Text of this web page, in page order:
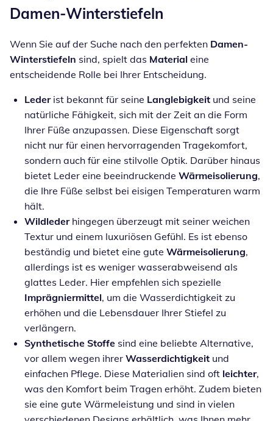
Damen-Winterstiefeln
Wenn Sie auf der Suche nach den perfekten Damen-
Winterstiefeln sind, spielt das Material eine
entscheidende Rolle bei Ihrer Entscheidung.
Leder ist bekannt für seine Langlebigkeit und seine
natürliche Fähigkeit, sich mit der Zeit an die Form
Ihrer Füße anzupassen. Diese Eigenschaft sorgt
nicht nur für einen hervorragenden Tragekomfort,
sondern auch für eine stilvolle Optik. Darüber hinaus
bietet Leder eine beeindruckende Wärmeisolierung,
die Ihre Füße selbst bei eisigen Temperaturen warm
hält.
Wildleder hingegen überzeugt mit seiner weichen
Textur und einem luxuriösen Gefühl. Es ist ebenso
beständig und bietet eine gute Wärmeisolierung,
allerdings ist es weniger wasserabweisend als
glattes Leder. Hier empfehlen sich spezielle
Imprägniermittel, um die Wasserdichtigkeit zu
erhöhen und die Lebensdauer Ihrer Stiefel zu
verlängern.
Synthetische Stoffe sind eine beliebte Alternative,
vor allem wegen ihrer Wasserdichtigkeit und
einfachen Pflege. Diese Materialien sind oft leichter,
was den Komfort beim Tragen erhöht. Zudem bieten
sie eine gute Wärmeleistung und sind in vielen